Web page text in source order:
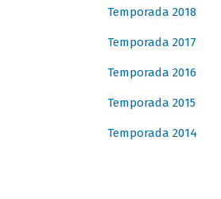
Temporada 2018
Temporada 2017
Temporada 2016
Temporada 2015
Temporada 2014